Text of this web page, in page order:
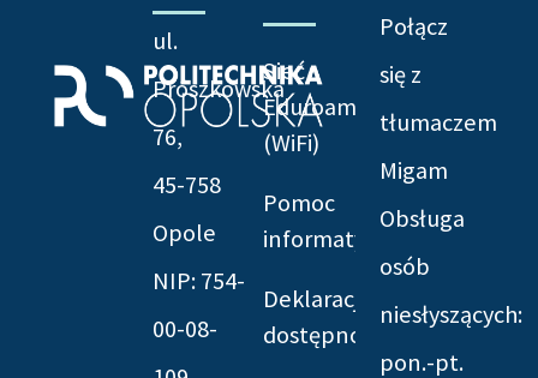
ul.
Prószkowska
76,
45-758
Opole
NIP: 754-
00-08-
Sieć
Eduroam
(WiFi)
Pomoc
informatyczna
Deklaracja
dostępności
Połącz
się z
tłumaczem
Migam
Obsługa
osób
niesłyszących:
pon.-pt.